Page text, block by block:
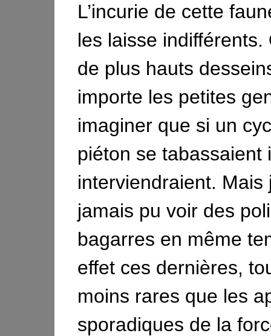
L’incurie de cette
les laisse indifférents.
de plus hauts
importe les petites
imaginer que si un
piéton se tabassaient
interviendraient. Mais
jamais pu voir des
bagarres en même
effet ces dernières,
moins rares que les
sporadiques de la